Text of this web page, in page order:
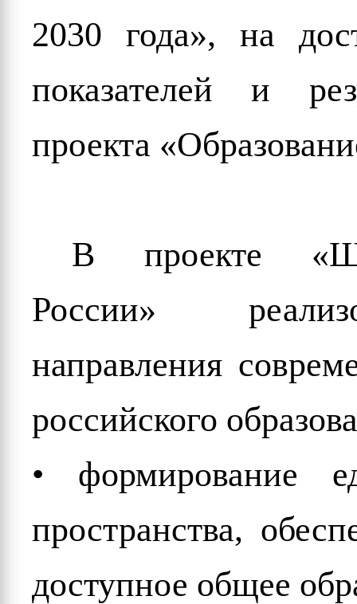
2030 года», на
показателей и
проекта
В проекте
России»
направления
российского
• формирование
пространства,
доступное общее